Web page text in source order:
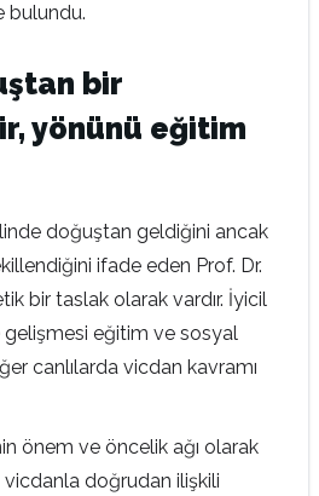
bulundu.
bir
yönünü eğitim
doğuştan geldiğini ancak
ifade eden Prof. Dr.
bir taslak olarak vardır. İyicil
eğitim ve sosyal
canlılarda vicdan kavramı
önem ve öncelik ağı olarak
vicdanla doğrudan ilişkili